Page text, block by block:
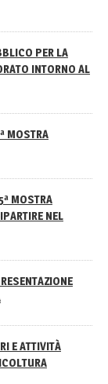
PER LA
INTORNO AL
MOSTRA
MOSTRA
NEL
E ATTIVITÀ